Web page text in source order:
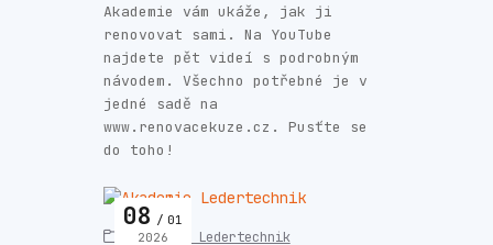
Akademie vám ukáže, jak ji
renovovat sami. Na YouTube
najdete pět videí s podrobným
návodem. Všechno potřebné je v
jedné sadě na
www.renovacekuze.cz. Pusťte se
do toho!
08
01
2026
Akademie Ledertechnik